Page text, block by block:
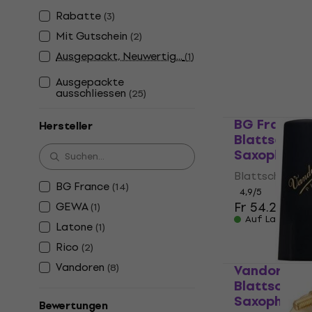
Rabatte (3)
Mit Gutschein (2)
Ausgepackt, Neuwertig...(1)
Ausgepackte
ausschliessen (25)
Hersteller
BG France (14)
GEWA (1)
Latone (1)
Rico (2)
Vandoren (8)
Bewertungen
BG France
Saxophone
4,9/5
Fr 54.20
Auf Lager
Vandoren
Saxophone